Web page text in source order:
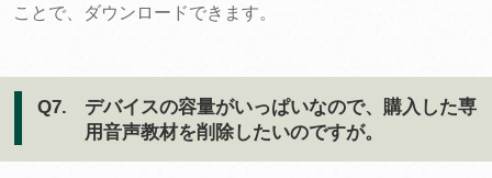
ことで、ダウンロードできます。
Q7.
デバイスの容量がいっぱいなので、購入した専
用音声教材を削除したいのですが。